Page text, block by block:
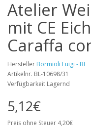
Atelier
mit CE
Caraffa
Hersteller Bormioli Luigi - BL
Artikelnr. BL-10698/31
Verfügbarkeit Lagernd
5,12€
Preis ohne Steuer 4,20€